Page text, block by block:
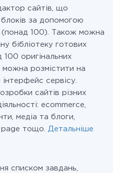
сайтів, що
за допомогою
(понад 100). Також можна
бібліотеку готових
100 оригінальних
розмістити на
сервісу.
сайтів різних
ecommerce,
медіа та блоги,
page тощо. Детальніше
списком завдань,